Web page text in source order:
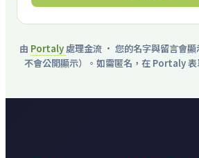
由 Portaly 處理金流 · 您的名字與留言會
不會公開顯示）。如需匿名，在 Portaly 表